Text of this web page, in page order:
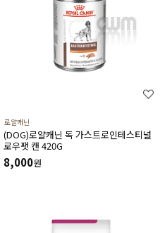
로얄캐닌
(DOG)로얄캐닌 독 가스트로인테스티널
로우팻 캔 420G
8,000원